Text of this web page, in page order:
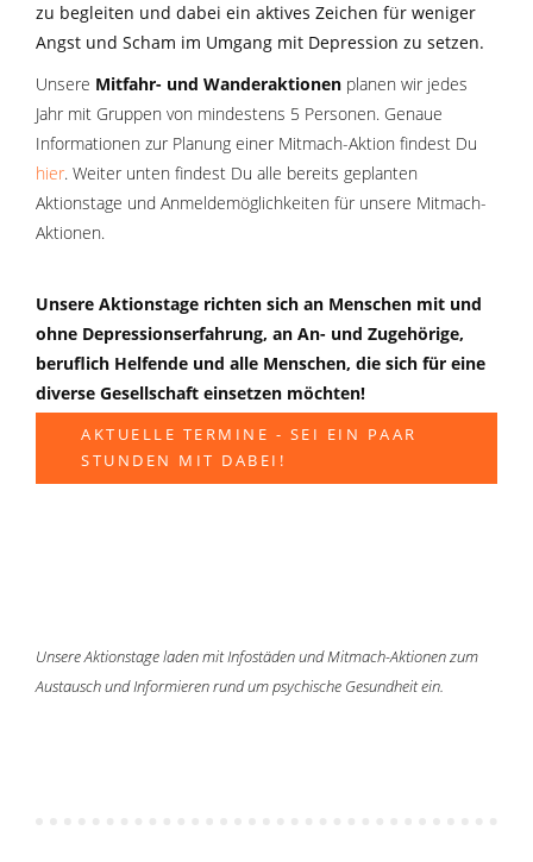
zu begleiten und dabei ein aktives Zeichen für weniger
Angst und Scham im Umgang mit Depression zu setzen.
Unsere Mitfahr- und Wanderaktionen planen wir jedes
Jahr mit Gruppen von mindestens 5 Personen. Genaue
Informationen zur Planung einer Mitmach-Aktion findest Du
hier. Weiter unten findest Du alle bereits geplanten
Aktionstage und Anmeldemöglichkeiten für unsere Mitmach-
Aktionen.
Unsere Aktionstage richten sich an Menschen mit und
ohne Depressionserfahrung, an An- und Zugehörige,
beruflich Helfende und alle Menschen, die sich für eine
diverse Gesellschaft einsetzen möchten!
AKTUELLE TERMINE - SEI EIN PAAR
STUNDEN MIT DABEI!
Unsere Aktionstage laden mit Infostäden und Mitmach-Aktionen zum
Austausch und Informieren rund um psychische Gesundheit ein.